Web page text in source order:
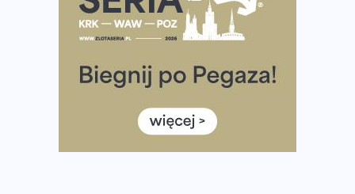
Ile razy w tygodniu biegać? 3 treningi wystarczą? Jak
często biegać, żeby robić postępy
i Półmaraton Szczeciński. Wszystko, co warto wiedzieć
European Marathon Classics – jak zweryfikować swój
Medal i koszulka 35. Biegu Powstania Warszawskiego. Na